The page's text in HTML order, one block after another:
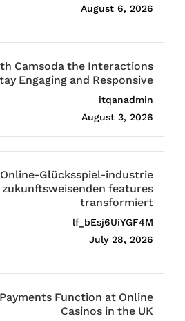
August 6, 2026
Camsoda the Interactions
Engaging and Responsive
itqanadmin
August 3, 2026
Glücksspiel-industrie
features
transformiert
lf_bEsj6UiYGF4M
July 28, 2026
Function at Online
Casinos in the UK